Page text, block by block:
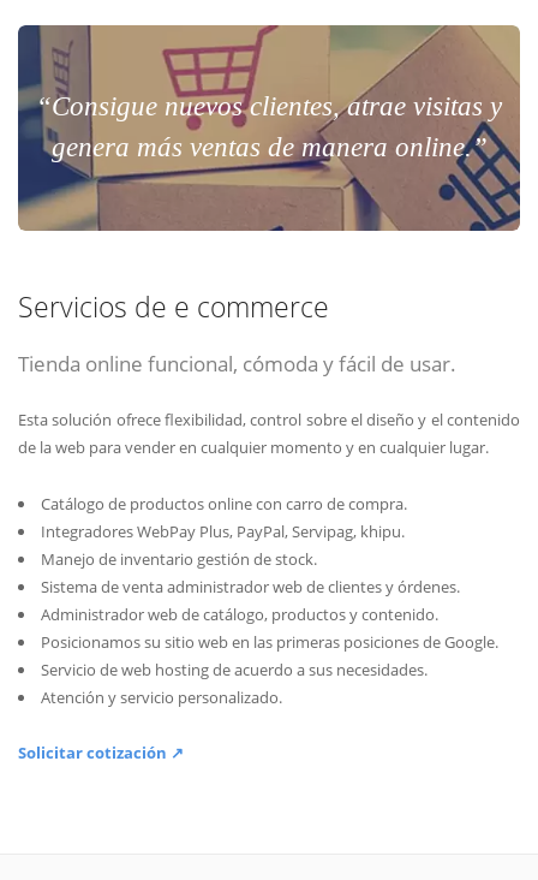
“Consigue nuevos clientes, atrae visitas y
genera más ventas de manera online.”
Servicios de e commerce
Tienda online funcional, cómoda y fácil de usar.
Esta solución ofrece flexibilidad, control sobre el diseño y el contenido
de la web para vender en cualquier momento y en cualquier lugar.
Catálogo de productos online con carro de compra.
Integradores WebPay Plus, PayPal, Servipag, khipu.
Manejo de inventario gestión de stock.
Sistema de venta administrador web de clientes y órdenes.
Administrador web de catálogo, productos y contenido.
Posicionamos su sitio web en las primeras posiciones de Google.
Servicio de web hosting de acuerdo a sus necesidades.
Atención y servicio personalizado.
Solicitar cotización ↗